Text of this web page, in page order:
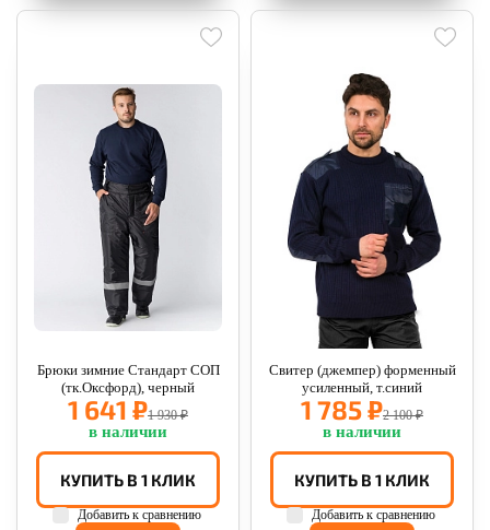
Брюки зимние Стандарт СОП
(тк.Оксфорд), черный
1 641 ₽1 930 ₽
в наличии
КУПИТЬ В 1 КЛИК
Добавить к сравнению
Свитер (джемпер) форменный
усиленный, т.синий
1 785 ₽2 100 ₽
в наличии
КУПИТЬ В 1 КЛИК
Добавить к сравнению